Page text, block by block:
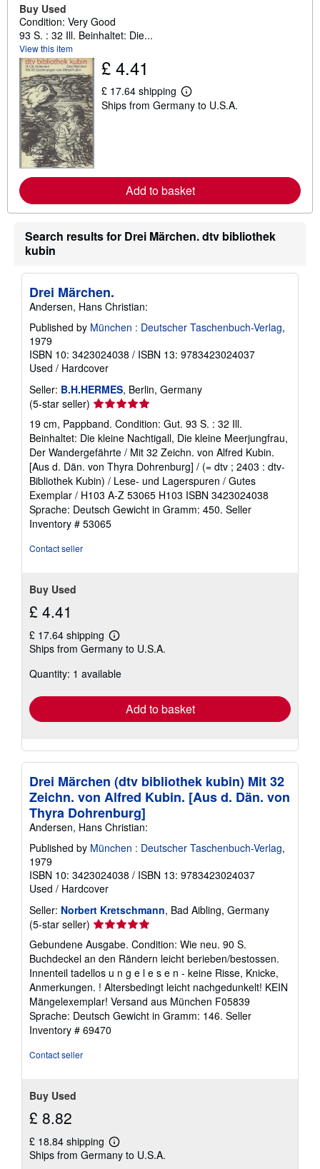
Buy Used
Condition: Very Good
93 S. : 32 Ill. Beinhaltet: Die...
View this item
£ 4.41
£ 17.64 shipping
L
e
a
b
o
t
r
t
Ships from Germany to U.S.A.
Add to basket
Search results for Drei Märchen. dtv bibliothek
kubin
Drei Märchen.
Andersen, Hans Christian:
Published by München : Deutscher Taschenbuch-Verlag,
1979
ISBN 10: 3423024038 / ISBN 13: 9783423024037
Used / Hardcover
Seller: B.H.HERMES, Berlin, Germany
(5-star seller) Seller
rating
5
out
of
5
stars
19 cm, Pappband. Condition: Gut. 93 S. : 32 Ill.
Beinhaltet: Die kleine Nachtigall, Die kleine Meerjungfrau,
Der Wandergefährte / Mit 32 Zeichn. von Alfred Kubin.
[Aus d. Dän. von Thyra Dohrenburg] / (= dtv ; 2403 : dtv-
Bibliothek Kubin) / Lese- und Lagerspuren / Gutes
Exemplar / H103 A-Z 53065 H103 ISBN 3423024038
Sprache: Deutsch Gewicht in Gramm: 450. Seller
Inventory # 53065
Contact seller
Buy Used
£ 4.41
£ 17.64 shipping
Learn
more
shipping
Ships from Germany to U.S.A.
Quantity: 1 available
Add to basket
Drei Märchen (dtv bibliothek kubin) Mit 32
Zeichn. von Alfred Kubin. [Aus d. Dän. von
Thyra Dohrenburg]
Andersen, Hans Christian:
Published by München : Deutscher Taschenbuch-Verlag,
1979
ISBN 10: 3423024038 / ISBN 13: 9783423024037
Used / Hardcover
Seller: Norbert Kretschmann, Bad Aibling, Germany
(5-star seller) Seller
rating
5
out
of
5
stars
Gebundene Ausgabe. Condition: Wie neu. 90 S.
Buchdeckel an den Rändern leicht berieben/bestossen.
Innenteil tadellos u n g e l e s e n - keine Risse, Knicke,
Anmerkungen. ! Altersbedingt leicht nachgedunkelt! KEIN
Mängelexemplar! Versand aus München F05839
Sprache: Deutsch Gewicht in Gramm: 146. Seller
Inventory # 69470
Contact seller
Buy Used
£ 8.82
£ 18.84 shipping
Learn
more
Ships from Germany to U.S.A.